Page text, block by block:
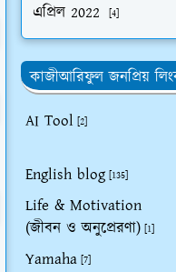
এপ্রিল 2022 [4]
কাজীআরিফুল জনপ্রিয়
AI Tool [2]
English blog [135]
Life & Motivation
(জীবন ও অনুপ্রেরণা) [1]
Yamaha [7]